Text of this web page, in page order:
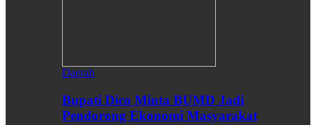
Daerah
Bupati Dico Minta BUMD Jadi
Pendorong Ekonomi Masyarakat